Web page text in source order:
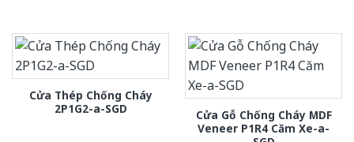
Cửa Thép Chống Cháy
2P1G2-a-SGD
Cửa Gỗ Chống Cháy MDF
Veneer P1R4 Căm Xe-a-